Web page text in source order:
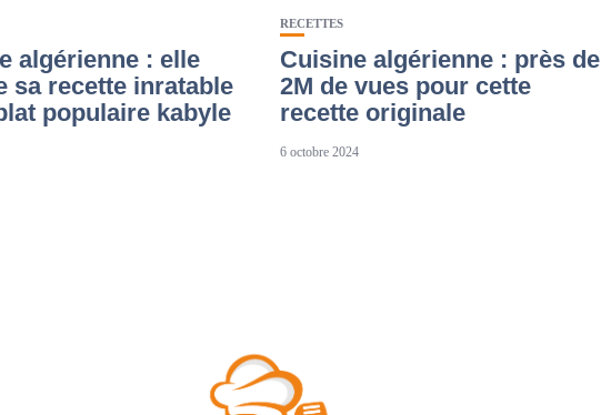
algérienne : elle
sa recette inratable
populaire kabyle
RECETTES
Cuisine algérienne : près de
2M de vues pour cette
recette originale
6 octobre 2024